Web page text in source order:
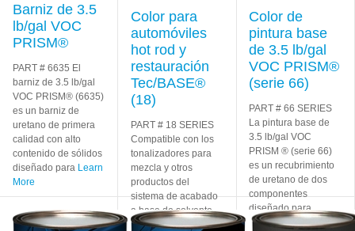
Barniz de 3.5
lb/gal VOC
PRISM®
PART # 6635 El
barniz de 3.5 lb/gal
VOC PRISM® (6635)
es un barniz de
uretano de primera
calidad con alto
contenido de sólidos
diseñado para Learn
More
Color para
automóviles
hot rod y
restauración
Tec/BASE®
(18)
PART # 18 SERIES
Compatible con los
tonalizadores para
mezcla y otros
productos del
sistema de acabado
a base de solvente
de primera calidad
Color de
pintura base
de 3.5 lb/gal
VOC PRISM®
(serie 66)
PART # 66 SERIES
La pintura base de
3.5 lb/gal VOC
PRISM ® (serie 66)
es un recubrimiento
de uretano de dos
componentes
diseñado para
brindarLearn More